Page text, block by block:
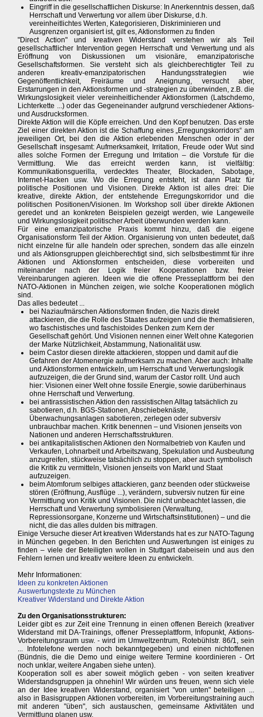
Eingriff in die gesellschaftlichen Diskurse: In Anerkenntnis dessen, daß
Herrschaft und Verwertung vor allem über Diskurse, d.h.
vereinheitlichtes Werten, Kategorisieren, Diskriminieren und
Ausgrenzen organisiert ist, gilt es, Aktionsformen zu finden
"Direct Action" und kreativen Widerstand verstehen wir als Teil
gesellschaftlicher Intervention gegen Herrschaft und Verwertung und als
Eröffnung von Diskussionen um visionäre, emanzipatorische
Gesellschaftsformen. Sie versteht sich als gleichberechtigter Teil zu
anderen kreativ-emanzipatorischen Handungsstrategien wie
Gegenöffentlichkeit, Freiräume und Aneignung, versucht aber,
Erstarrungen in den Aktionsformen und -strategien zu überwinden, z.B. die
Wirkungslosigkeit vieler vereinheitlichender Aktionsformen (Latschdemo,
Lichterkette ...) oder das Gegeneinander aufgrund verschiedener Aktions-
und Ausdrucksformen.
Direkte Aktion will die Köpfe erreichen. Und den Kopf benutzen. Das erste
Ziel einer direkten Aktion ist die Schaffung eines „Erregungskorridors“ am
jeweiligen Ort, bei den die Aktion erlebenden Menschen oder in der
Gesellschaft insgesamt: Aufmerksamkeit, Irritation, Freude oder Wut sind
alles solche Formen der Erregung und Irritation – die Vorstufe für die
Vermittlung. Wie das erreicht werden kann, ist vielfältig:
Kommunikationsguerilla, verdecktes Theater, Blockaden, Sabotage,
Internet-Hacken usw. Wo die Erregung entsteht, ist dann Platz für
politische Positionen und Visionen. Direkte Aktion ist alles drei: Die
kreative, direkte Aktion, der entstehende Erregungskorridor und die
politischen Positionen/Visionen. Im Workshop soll über direkte Aktionen
geredet und an konkreten Beispielen gezeigt werden, wie Langeweile
und Wirkungslosigkeit politischer Arbeit überwunden werden kann.
Für eine emanzipatorische Praxis kommt hinzu, daß die eigene
Organisationsform Teil der Aktion. Organisierung von unten bedeutet, daß
nicht einzelne für alle handeln oder sprechen, sondern das alle einzeln
und als Aktionsgruppen gleichberechtigt sind, sich selbstbestimmt für ihre
Aktionen und Aktionsformen entscheiden, diese vorbereiten und
miteinander nach der Logik freier Kooperationen bzw. freier
Vereinbarungen agieren. Ideen wie die offene Presseplattform bei den
NATO-Aktionen in München zeigen, wie solche Kooperationen möglich
sind.
Das alles bedeutet ...
bei Naziaufmärschen Aktionsformen finden, die Nazis direkt
attackieren, die die Rolle des Staates aufzeigen und die thematisieren,
wo faschistisches und faschistoides Denken zum Kern der
Gesellschaft gehört. Und Visionen nennen einer Welt ohne Kategorien
der Marke Nützlichkeit, Abstammung, Nationalität usw.
beim Castor diesen direkte attackieren, stoppen und damit auf die
Gefahren der Atomenergie aufmerksam zu machen. Aber auch: Inhalte
und Aktionsformen entwickeln, um Herrschaft und Verwertungslogik
aufzuzeigen, die der Grund sind, warum der Castor rollt. Und auch
hier: Visionen einer Welt ohne fossile Energie, sowie darüberhinaus
ohne Herrschaft und Verwertung.
bei antirassistischen Aktion den rassistischen Alltag tatsächlich zu
sabotieren, d.h. BGS-Stationen, Abschiebeknäste,
Überwachungsanlagen sabotieren, zerlegen oder subversiv
unbrauchbar machen. Kritik benennen – und Visionen jenseits von
Nationen und anderen Herrschaftsstrukturen.
bei antikapitalistischen Aktionen den Normalbetrieb von Kaufen und
Verkaufen, Lohnarbeit und Arbeitszwang, Spekulation und Ausbeutung
anzugreifen, stückweise tatsächlich zu stoppen, aber auch symbolisch
die Kritik zu vermitteln, Visionen jenseits von Markt und Staat
aufzuzeigen.
beim Atomforum selbiges attackieren, ganz beenden oder stückweise
stören (Eröffnung, Ausflüge ...), verändern, subversiv nutzen für eine
Vermittlung von Kritik und Visionen. Die nicht unbeachtet lassen, die
Herrschaft und Verwertung symbolisieren (Verwaltung,
Repressionsorgane, Konzerne und Wirtschaftsinstitutionen) – und die
nicht, die das alles dulden bis mittragen.
Einige Versuche dieser Art kreativen Widerstands hat es zur NATO-Tagung
in München gegeben. In den Berichten und Auswertungen ist einiges zu
finden – viele der Beteiligten wollen in Stuttgart dabeisein und aus den
Fehlern lernen und kreativ weitere Ideen zu entwickeln.
Mehr Informationen:
Ideen zu konkreten Aktionen
Auswertungstexte zu München
Kreativer Widerstand und Direkte Aktion
Zu den Organisationsstrukturen:
Leider gibt es zur Zeit eine Trennung in einen offenen Bereich (kreativer
Widerstand mit DA-Trainings, offener Presseplattform, Infopunkt, Aktions-
Vorbereitungsraum usw. - wird im Umweltzentrum, Rotebühlstr. 86/1, sein
... Infotelefone werden noch bekanntgegeben) und einen nichtoffenen
(Bündnis, die die Demo und einige weitere Termine koordinieren - Ort
noch unklar, weitere Angaben siehe unten).
Kooperation soll es aber soweit möglich geben - von seiten kreativer
Widerstandsgruppen ja ohnehin! Wir würden uns freuen, wenn sich viele
an der Idee kreativen Widerstand, organisiert "von unten" beteiligen ...
also in Basisgruppen Aktionen vorbereiten, im Vorbereitungstraining auch
mit anderen "üben", sich austauschen, gemeinsame Aktivitäten und
Vermittlung planen usw.